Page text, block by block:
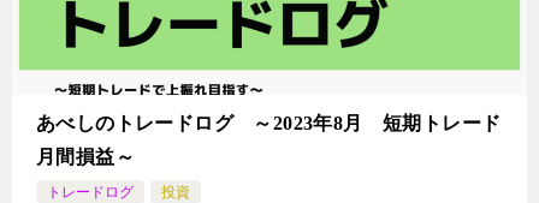
あべしのトレードログ ～2023年8月 短期トレード
月間損益～
トレードログ 投資